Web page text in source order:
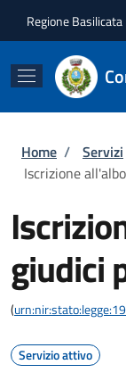
Regione Basilicata
Briciole
Home / Servizi
Iscrizione
giudici
(
Servizio attivo